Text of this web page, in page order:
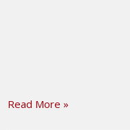
Read More »